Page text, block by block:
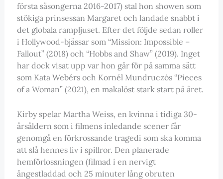
första säsongerna 2016-2017) stal hon showen som
stökiga prinsessan Margaret och landade snabbt i
det globala rampljuset. Efter det följde sedan roller
i Hollywood-bjässar som “Mission: Impossible –
Fallout” (2018) och “Hobbs and Shaw” (2019). Inget
har dock visat upp var hon går för på samma sätt
som Kata Webérs och Kornél Mundruczós “Pieces
of a Woman” (2021), en makalöst stark start på året.
Kirby spelar Martha Weiss, en kvinna i tidiga 30-
årsåldern som i filmens inledande scener får
genomgå en förkrossande tragedi som ska komma
att slå hennes liv i spillror. Den planerade
hemförlossningen (filmad i en nervigt
ångestladdad och 25 minuter lång obruten